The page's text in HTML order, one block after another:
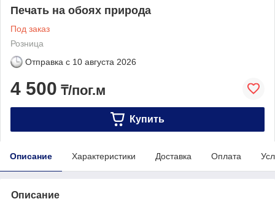
Печать на обоях природа
Под заказ
Розница
Отправка с 10 августа 2026
4 500 ₸/пог.м
Купить
Описание Характеристики Доставка Оплата
Описание